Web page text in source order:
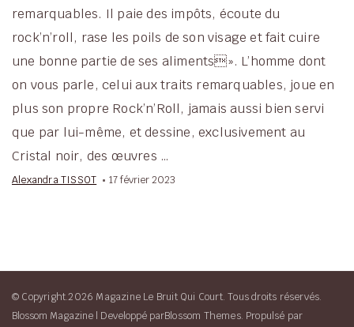
remarquables. Il paie des impôts, écoute du
rock’n’roll, rase les poils de son visage et fait cuire
une bonne partie de ses aliments». L’homme dont
on vous parle, celui aux traits remarquables, joue en
plus son propre Rock’n’Roll, jamais aussi bien servi
que par lui-même, et dessine, exclusivement au
Cristal noir, des œuvres …
Alexandra TISSOT 17 février 2023
© Copyright.2026 Magazine Le Bruit Qui Court. Tous droits réservés.
Blossom Magazine | Developpé parBlossom Themes. Propulsé par